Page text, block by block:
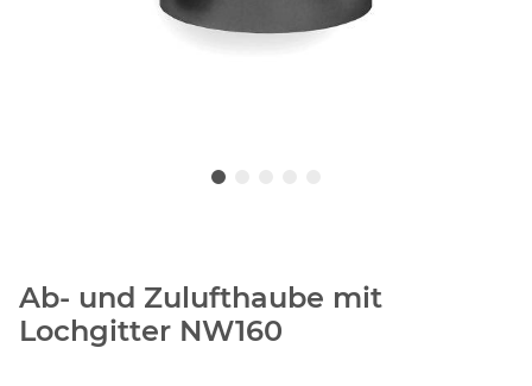
Ab- und Zulufthaube mit
Lochgitter NW160